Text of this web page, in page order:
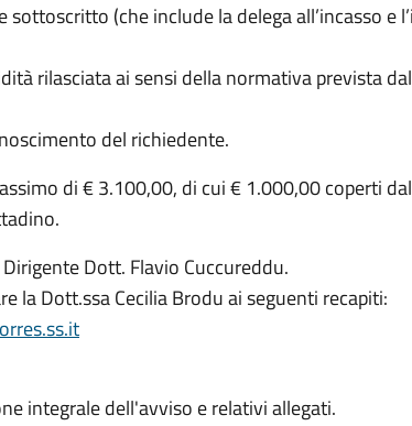
(che include la delega all’incasso e
rilasciata ai sensi della normativa prevista
del richiedente.
di € 3.100,00, di cui € 1.000,00 coperti
Dott. Flavio Cuccureddu.
la Dott.ssa Cecilia Brodu ai seguenti recapiti:
integrale dell'avviso e relativi allegati.